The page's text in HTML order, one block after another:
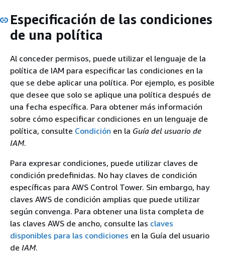
Especificación de las condiciones
de una política
Al conceder permisos, puede utilizar el lenguaje de la
política de IAM para especificar las condiciones en la
que se debe aplicar una política. Por ejemplo, es posible
que desee que solo se aplique una política después de
una fecha específica. Para obtener más información
sobre cómo especificar condiciones en un lenguaje de
política, consulte Condición en la Guía del usuario de
IAM.
Para expresar condiciones, puede utilizar claves de
condición predefinidas. No hay claves de condición
específicas para AWS Control Tower. Sin embargo, hay
claves AWS de condición amplias que puede utilizar
según convenga. Para obtener una lista completa de
las claves AWS de ancho, consulte las claves
disponibles para las condiciones en la Guía del usuario
de IAM.